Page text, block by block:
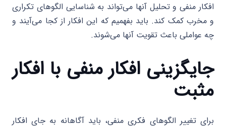
افکار منفی و تحلیل آنها می‌تواند به شناسایی الگوهای تکراری
و مخرب کمک کند. باید بفهمیم که این افکار از کجا می‌آیند و
چه عواملی باعث تقویت آنها می‌شوند.
جایگزینی افکار منفی با افکار
مثبت
برای تغییر الگوهای فکری منفی، باید آگاهانه به جای افکار